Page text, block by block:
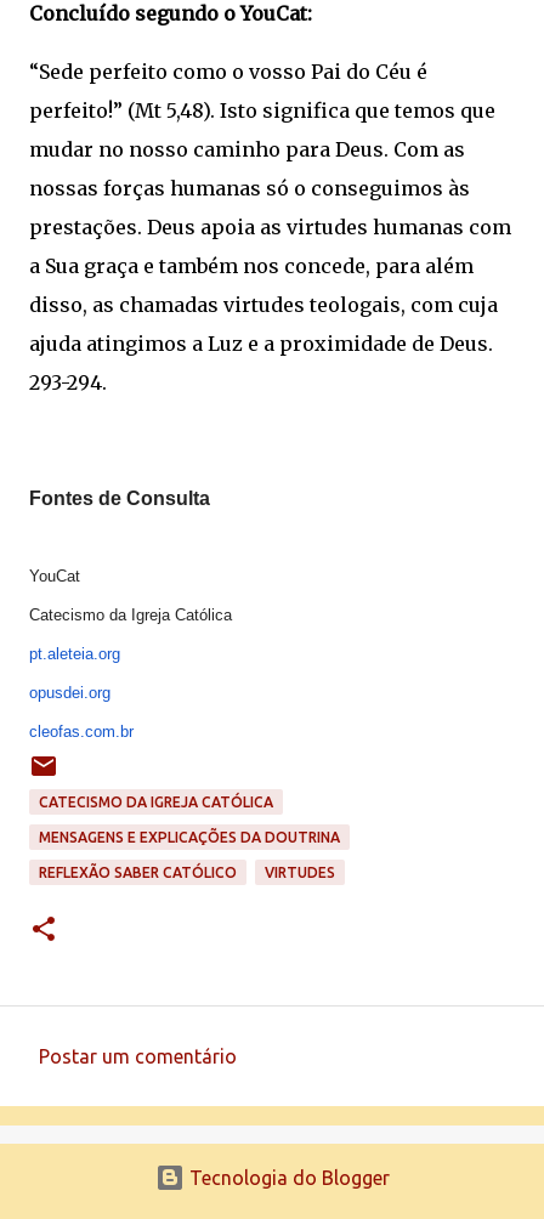
Concluído segundo o YouCat:
“Sede perfeito como o vosso Pai do Céu é
perfeito!” (Mt 5,48). Isto significa que temos que
mudar no nosso caminho para Deus. Com as
nossas forças humanas só o conseguimos às
prestações. Deus apoia as virtudes humanas com
a Sua graça e também nos concede, para além
disso, as chamadas virtudes teologais, com cuja
ajuda atingimos a Luz e a proximidade de Deus.
293-294.
Fontes de Consulta
YouCat
Catecismo da Igreja Católica
pt.aleteia.org
opusdei.org
cleofas.com.br
CATECISMO DA IGREJA CATÓLICA
MENSAGENS E EXPLICAÇÕES DA DOUTRINA
REFLEXÃO SABER CATÓLICO VIRTUDES
Postar um comentário
Tecnologia do Blogger